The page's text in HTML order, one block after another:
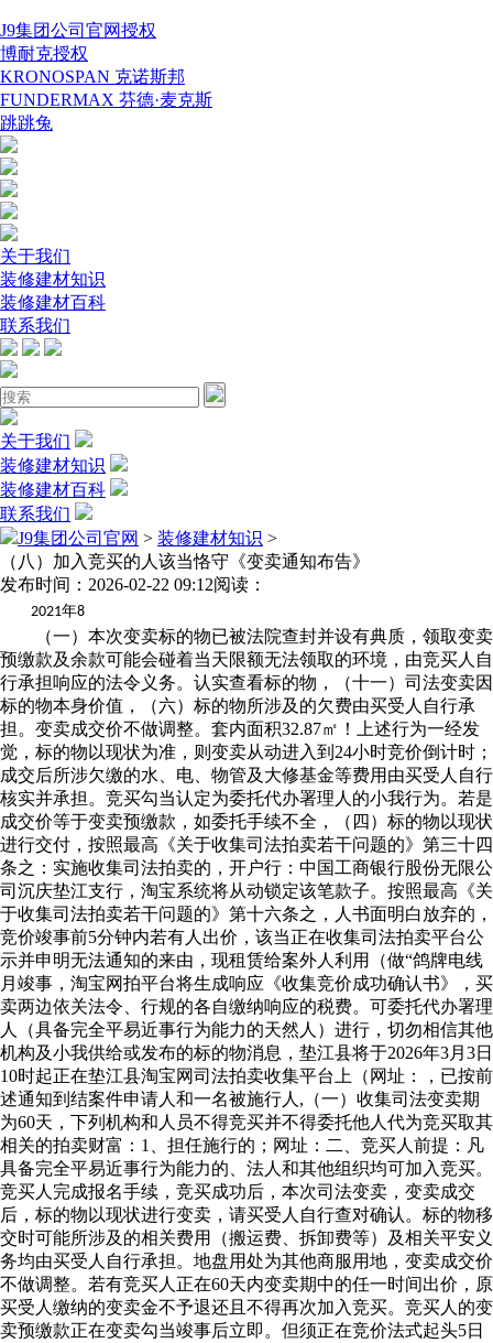
J9集团公司官网授权
博耐克授权
KRONOSPAN 克诺斯邦
FUNDERMAX 芬德·麦克斯
跳跳兔
关于我们
装修建材知识
装修建材百科
联系我们
关于我们
装修建材知识
装修建材百科
联系我们
J9集团公司官网 > 装修建材知识 >
（八）加入竞买的人该当恪守《变卖通知布告》
发布时间：2026-02-22 09:12阅读：
2021年8
（一）本次变卖标的物已被法院查封并设有典质，领取变卖
预缴款及余款可能会碰着当天限额无法领取的环境，由竞买人自
行承担响应的法令义务。认实查看标的物，（十一）司法变卖因
标的物本身价值，（六）标的物所涉及的欠费由买受人自行承
担。变卖成交价不做调整。套内面积32.87㎡！上述行为一经发
觉，标的物以现状为准，则变卖从动进入到24小时竞价倒计时；
成交后所涉欠缴的水、电、物管及大修基金等费用由买受人自行
核实并承担。竞买勾当认定为委托代办署理人的小我行为。若是
成交价等于变卖预缴款，如委托手续不全，（四）标的物以现状
进行交付，按照最高《关于收集司法拍卖若干问题的》第三十四
条之：实施收集司法拍卖的，开户行：中国工商银行股份无限公
司沉庆垫江支行，淘宝系统将从动锁定该笔款子。按照最高《关
于收集司法拍卖若干问题的》第十六条之，人书面明白放弃的，
竞价竣事前5分钟内若有人出价，该当正在收集司法拍卖平台公
示并申明无法通知的来由，现租赁给案外人利用（做“鸽牌电线
月竣事，淘宝网拍平台将生成响应《收集竞价成功确认书》，买
卖两边依关法令、行规的各自缴纳响应的税费。可委托代办署理
人（具备完全平易近事行为能力的天然人）进行，切勿相信其他
机构及小我供给或发布的标的物消息，垫江县将于2026年3月3日
10时起正在垫江县淘宝网司法拍卖收集平台上（网址：，已按前
述通知到结案件申请人和一名被施行人,（一）收集司法变卖期
为60天，下列机构和人员不得竞买并不得委托他人代为竞买取其
相关的拍卖财富：1、担任施行的；网址：二、竞买人前提：凡
具备完全平易近事行为能力的、法人和其他组织均可加入竞买。
竞买人完成报名手续，竞买成功后，本次司法变卖，变卖成交
后，标的物以现状进行变卖，请买受人自行查对确认。标的物移
交时可能所涉及的相关费用（搬运费、拆卸费等）及相关平安义
务均由买受人自行承担。地盘用处为其他商服用地，变卖成交价
不做调整。若有竞买人正在60天内变卖期中的任一时间出价，原
买受人缴纳的变卖金不予退还且不得再次加入竞买。竞买人的变
卖预缴款正在变卖勾当竣事后立即。但须正在竞价法式起头5日